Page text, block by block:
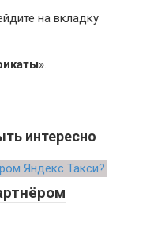
на вкладку
».
интересно